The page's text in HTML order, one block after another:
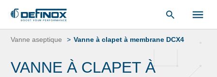
Aller
«Bibliothèque de documents
Vanne aseptique Vanne à clapet à membrane DCX4
VANNE À CLAPET À